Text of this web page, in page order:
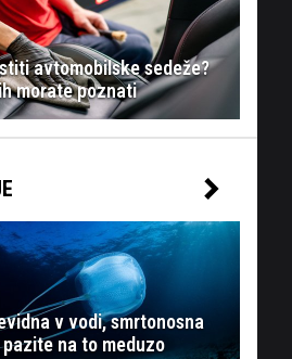
avtomobilske sedeže?
morate poznati
v vodi, smrtonosna
na to meduzo